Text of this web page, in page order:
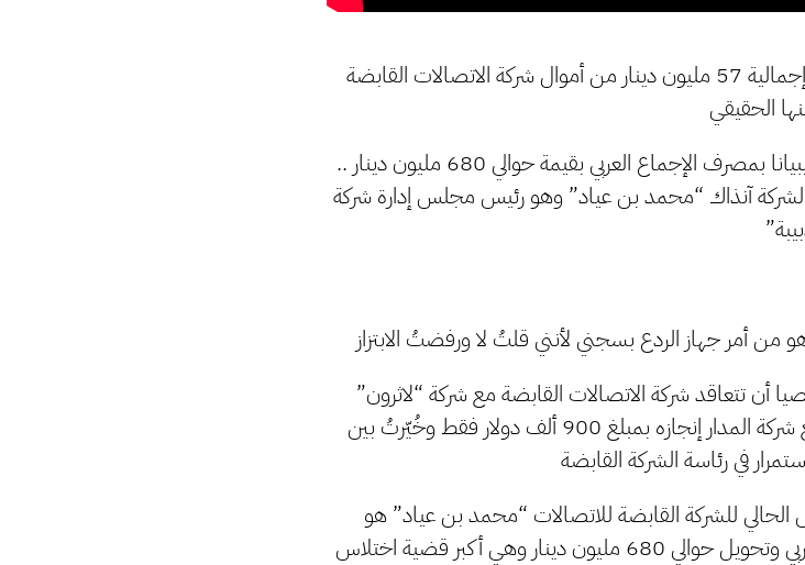
قصة شراء عدد من أضاحي العيد بقيمة إجمالية 57 مليون دينار من أموال شركة الاتصالات القابضة
الحقيقي
ملابسات قضية وضع وديعة من شركة ليبيانا بمصرف الإجماع العربي بقيمة حوالي 680 مليون دينار ..
آنذاك “محمد بن عياد” وهو رئيس مجلس إدارة شركة
من أمر جهاز الردع بسجني لأنني قلتُ لا ورفضتُ الابتزاز
تتعاقد شركة الاتصالات القابضة مع شركة “لاثرون”
بقيمة 47 مليون دولار لتنفيذ ما تستطيع شركة المدار إنجازه بمبلغ 900 ألف دولار فقط وخُيّرتُ بين
في رئاسة الشركة القابضة
الحالي للشركة القابضة للاتصالات “محمد بن عياد” هو
المسؤول عن قضية مصرف الإجماع العربي وتحويل حوالي 680 مليون دينار وهي أكبر قضية اختلاس